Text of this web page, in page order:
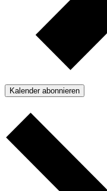
Kalender abonnieren